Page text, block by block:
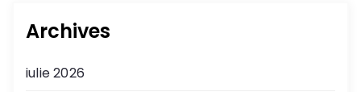
Archives
iulie 2026